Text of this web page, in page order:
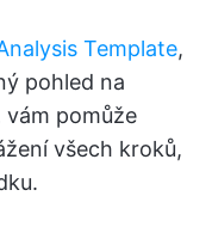
Template,
pohled na
pomůže
všech kroků,